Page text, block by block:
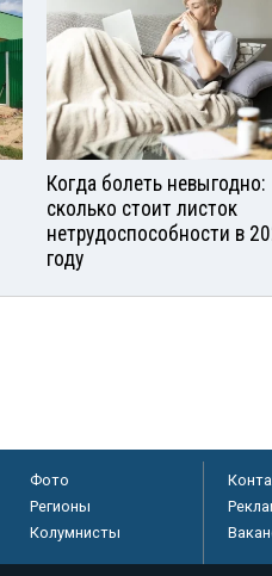
Когда болеть невыгодно:
сколько стоит листок
нетрудоспособности в
году
Фото
Регионы
Колумнисты